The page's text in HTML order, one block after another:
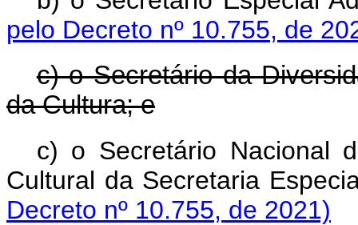
pelo Decreto nº 10.755, de
c) o Secretário da
da Cultura; e
c) o Secretário Nacional
Cultural da Secretaria
Decreto nº 10.755, de 2021)